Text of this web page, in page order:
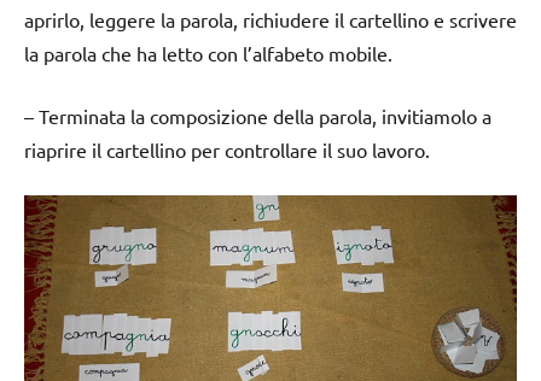
aprirlo, leggere la parola, richiudere il cartellino e scrivere
la parola che ha letto con l’alfabeto mobile.
– Terminata la composizione della parola, invitiamolo a
riaprire il cartellino per controllare il suo lavoro.